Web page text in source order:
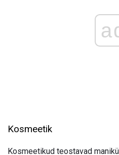
Kosmeetik
Kosmeetikud teostavad